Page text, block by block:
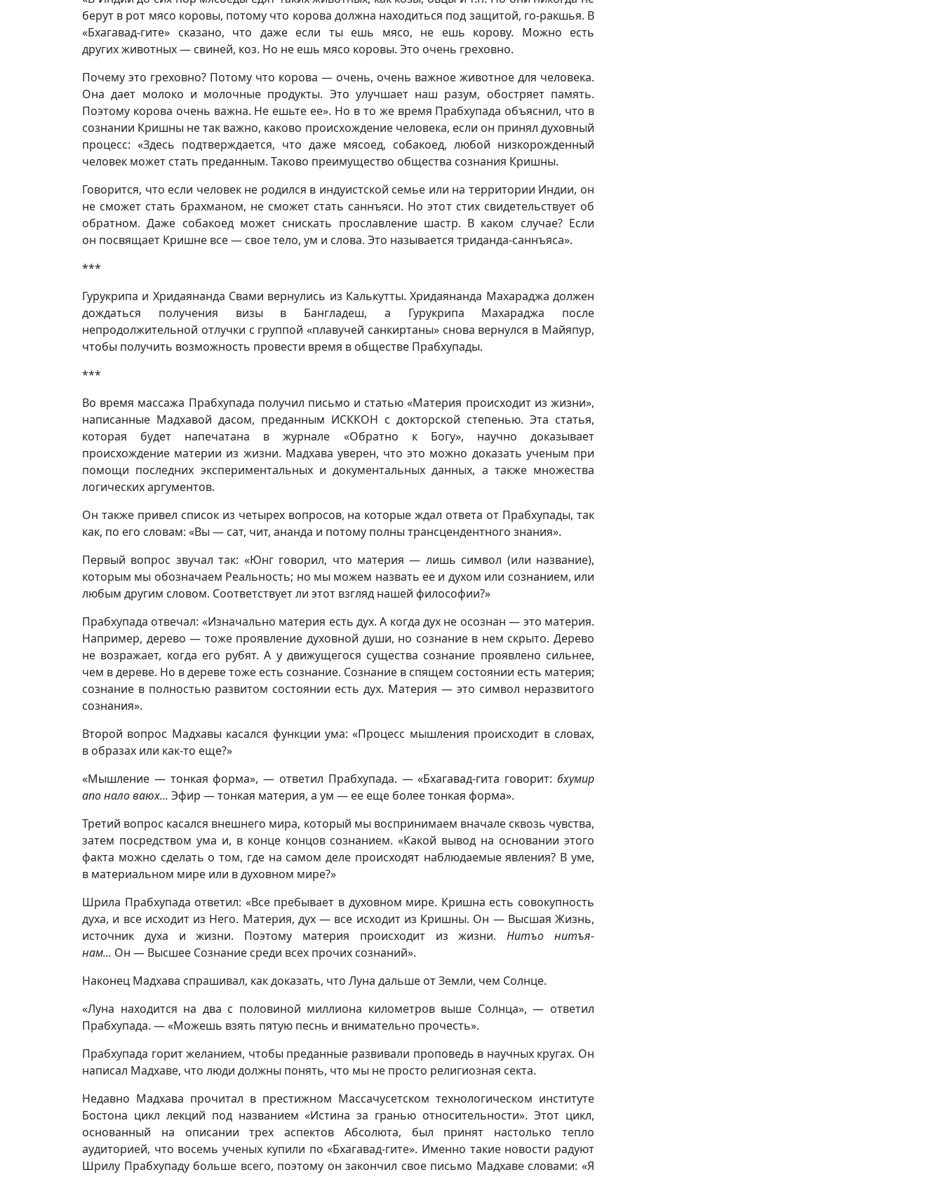
берут в рот мясо коровы, потому что корова должна находиться под защитой, го-ракшья. В
«Бхагавад-гите» сказано, что даже если ты ешь мясо, не ешь корову. Можно есть
других животных — свиней, коз. Но не ешь мясо коровы. Это очень греховно.
Почему это греховно? Потому что корова — очень, очень важное животное для человека.
Она дает молоко и молочные продукты. Это улучшает наш разум, обостряет память.
Поэтому корова очень важна. Не ешьте ее». Но в то же время Прабхупада объяснил, что в
сознании Кришны не так важно, каково происхождение человека, если он принял духовный
процесс: «Здесь подтверждается, что даже мясоед, собакоед, любой низкорожденный
человек может стать преданным. Таково преимущество общества сознания Кришны.
Говорится, что если человек не родился в индуистской семье или на территории Индии, он
не сможет стать брахманом, не сможет стать саннъяси. Но этот стих свидетельствует об
обратном. Даже собакоед может снискать прославление шастр. В каком случае? Если
он посвящает Кришне все — свое тело, ум и слова. Это называется триданда-саннъяса».
***
Гурукрипа и Хридаянанда Свами вернулись из Калькутты. Хридаянанда Махараджа должен
дождаться получения визы в Бангладеш, а Гурукрипа Махараджа после
непродолжительной отлучки с группой «плавучей санкиртаны» снова вернулся в Майяпур,
чтобы получить возможность провести время в обществе Прабхупады.
***
Во время массажа Прабхупада получил письмо и статью «Материя происходит из жизни»,
написанные Мадхавой дасом, преданным ИСККОН с докторской степенью. Эта статья,
которая будет напечатана в журнале «Обратно к Богу», научно доказывает
происхождение материи из жизни. Мадхава уверен, что это можно доказать ученым при
помощи последних экспериментальных и документальных данных, а также множества
логических аргументов.
Он также привел список из четырех вопросов, на которые ждал ответа от Прабхупады, так
как, по его словам: «Вы — сат, чит, ананда и потому полны трансцендентного знания».
Первый вопрос звучал так: «Юнг говорил, что материя — лишь символ (или название),
которым мы обозначаем Реальность; но мы можем назвать ее и духом или сознанием, или
любым другим словом. Соответствует ли этот взгляд нашей философии?»
Прабхупада отвечал: «Изначально материя есть дух. А когда дух не осознан — это материя.
Например, дерево — тоже проявление духовной души, но сознание в нем скрыто. Дерево
не возражает, когда его рубят. А у движущегося существа сознание проявлено сильнее,
чем в дереве. Но в дереве тоже есть сознание. Сознание в спящем состоянии есть материя;
сознание в полностью развитом состоянии есть дух. Материя — это символ неразвитого
сознания».
Второй вопрос Мадхавы касался функции ума: «Процесс мышления происходит в словах,
в образах или как-то еще?»
«Мышление — тонкая форма», — ответил Прабхупада. — «Бхагавад-гита говорит: бхумир
апо нало ваюх... Эфир — тонкая материя, а ум — ее еще более тонкая форма».
Третий вопрос касался внешнего мира, который мы воспринимаем вначале сквозь чувства,
затем посредством ума и, в конце концов сознанием. «Какой вывод на основании этого
факта можно сделать о том, где на самом деле происходят наблюдаемые явления? В уме,
в материальном мире или в духовном мире?»
Шрила Прабхупада ответил: «Все пребывает в духовном мире. Кришна есть совокупность
духа, и все исходит из Него. Материя, дух — все исходит из Кришны. Он — Высшая Жизнь,
источник духа и жизни. Поэтому материя происходит из жизни.Нитъо нитъя-
нам... Он — Высшее Сознание среди всех прочих сознаний».
Наконец Мадхава спрашивал, как доказать, что Луна дальше от Земли, чем Солнце.
«Луна находится на два с половиной миллиона километров выше Солнца», — ответил
Прабхупада. — «Можешь взять пятую песнь и внимательно прочесть».
Прабхупада горит желанием, чтобы преданные развивали проповедь в научных кругах. Он
написал Мадхаве, что люди должны понять, что мы не просто религиозная секта.
Недавно Мадхава прочитал в престижном Массачусетском технологическом институте
Бостона цикл лекций под названием «Истина за гранью относительности». Этот цикл,
основанный на описании трех аспектов Абсолюта, был принят настолько тепло
аудиторией, что восемь ученых купили по «Бхагавад-гите». Именно такие новости радуют
Шрилу Прабхупаду больше всего, поэтому он закончил свое письмо Мадхаве словами: «Я